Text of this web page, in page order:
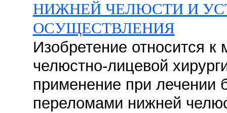
НИЖНЕЙ ЧЕЛЮСТИ И
ОСУЩЕСТВЛЕНИЯ
Изобретение относится
челюстно-лицевой
применение при
переломами нижней